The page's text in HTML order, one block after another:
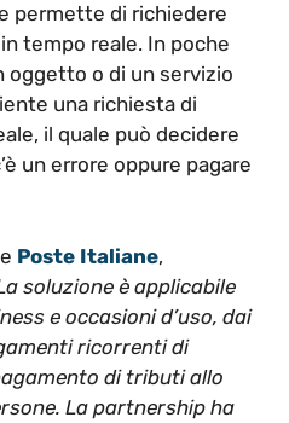
permette di richiedere
tempo reale. In poche
oggetto o di un servizio
una richiesta di
il quale può decidere
un errore oppure pagare
Poste Italiane,
soluzione è applicabile
e occasioni d’uso, dai
ricorrenti di
di tributi allo
La partnership ha